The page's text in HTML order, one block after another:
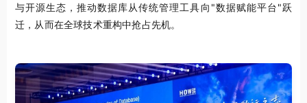
与开源生态，推动数据库从传统管理工具向"数据赋能平台"跃
迁，从而在全球技术重构中抢占先机。